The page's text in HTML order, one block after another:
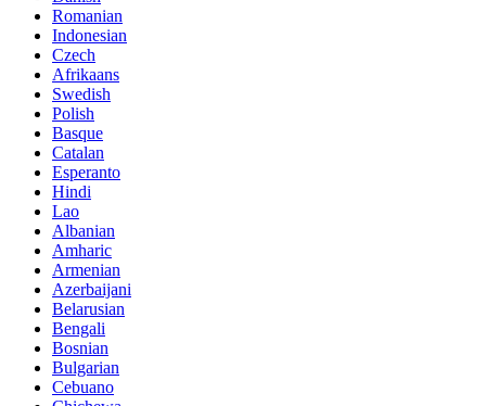
Romanian
Indonesian
Czech
Afrikaans
Swedish
Polish
Basque
Catalan
Esperanto
Hindi
Lao
Albanian
Amharic
Armenian
Azerbaijani
Belarusian
Bengali
Bosnian
Bulgarian
Cebuano